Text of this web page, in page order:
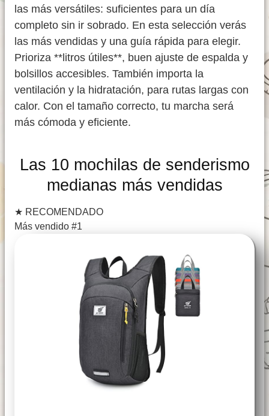
las más versátiles: suficientes para un día
completo sin ir sobrado. En esta selección verás
las más vendidas y una guía rápida para elegir.
Prioriza **litros útiles**, buen ajuste de espalda y
bolsillos accesibles. También importa la
ventilación y la hidratación, para rutas largas con
calor. Con el tamaño correcto, tu marcha será
más cómoda y eficiente.
Las 10 mochilas de senderismo
medianas más vendidas
★ RECOMENDADO
Más vendido #1